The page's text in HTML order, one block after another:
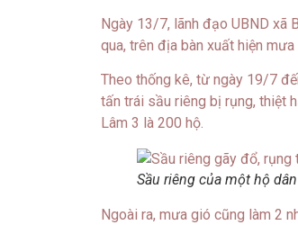
Ngày 13/7, lãnh đạo UBND xã
qua, trên địa bàn xuất hiện
Theo thống kê, từ ngày 19/7
tấn trái sầu riêng bị rụng, thiệt
Lâm 3 là 200 hộ.
Sầu riêng của một hộ
Ngoài ra, mưa gió cũng làm 2